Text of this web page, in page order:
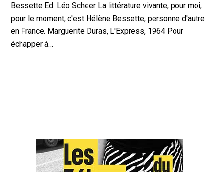
Bessette Ed. Léo Scheer La littérature vivante, pour moi,
pour le moment, c'est Hélène Bessette, personne d'autre
en France. Marguerite Duras, L'Express, 1964 Pour
échapper à…